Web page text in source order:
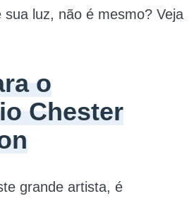
luz, não é mesmo? Veja
o
Chester
grande artista, é